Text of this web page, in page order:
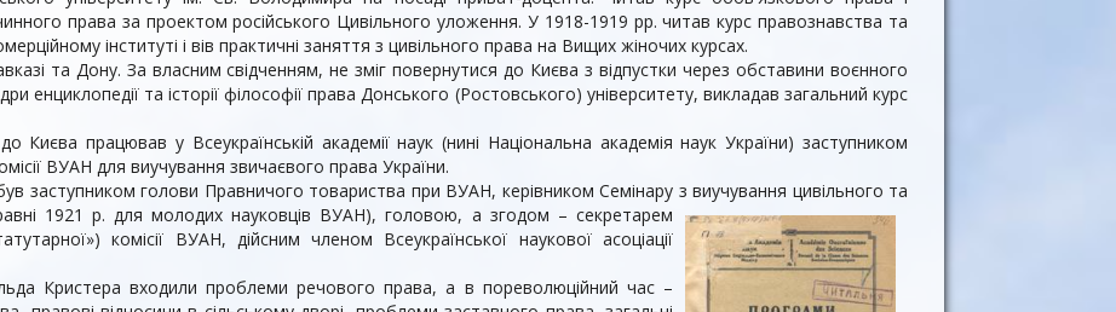
права за проектом російського Цивільного уложення. У 1918-1919 рр. читав курс правознавства та
інституті і вів практичні заняття з цивільного права на Вищих жіночих курсах.
та Дону. За власним свідченням, не зміг повернутися до Києва з відпустки через обставини воєнного
енциклопедії та історії філософії права Донського (Ростовського) університету, викладав загальний курс
Києва працював у Всеукраїнській академії наук (нині Національна академія наук України) заступником
ВУАН для виучування звичаєвого права України.
заступником голови Правничого товариства при ВУАН, керівником Семінару з виучування цивільного та
1921 р. для молодих науковців ВУАН), головою, а згодом – секретарем
комісії ВУАН, дійсним членом Всеукраїнської наукової асоціації
Кристера входили проблеми речового права, а в пореволюційний час –